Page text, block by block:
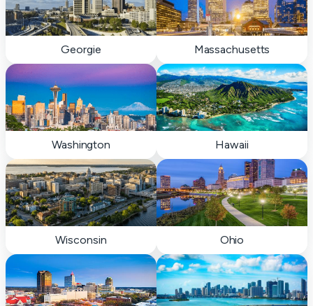
Georgie Massachusetts
Washington Hawaii
Wisconsin Ohio